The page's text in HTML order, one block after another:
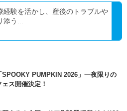
経験を活かし、産後のトラブルや
う...
SPOOKY PUMPKIN 2026」一夜限りの
ス開催決定！